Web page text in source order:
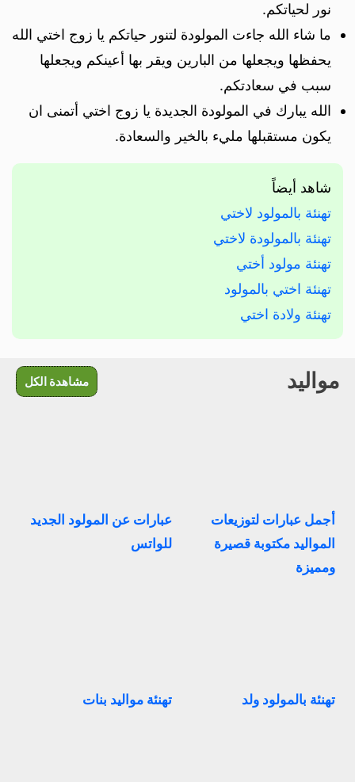
نور لحياتكم.
ما شاء الله جاءت المولودة لتنور حياتكم يا زوج اختي الله
يحفظها ويجعلها من البارين ويقر بها أعينكم ويجعلها
سبب في سعادتكم.
الله يبارك في المولودة الجديدة يا زوج اختي أتمنى ان
يكون مستقبلها مليء بالخير والسعادة.
شاهد أيضاً
تهنئة بالمولود لاختي
تهنئة بالمولودة لاختي
تهنئة مولود أختي
تهنئة اختي بالمولود
تهنئة ولادة اختي
مواليد مشاهدة الكل
أجمل عبارات لتوزيعات
المواليد مكتوبة قصيرة
ومميزة
عبارات عن المولود الجديد
للواتس
تهنئة بالمولود ولد تهنئة مواليد بنات